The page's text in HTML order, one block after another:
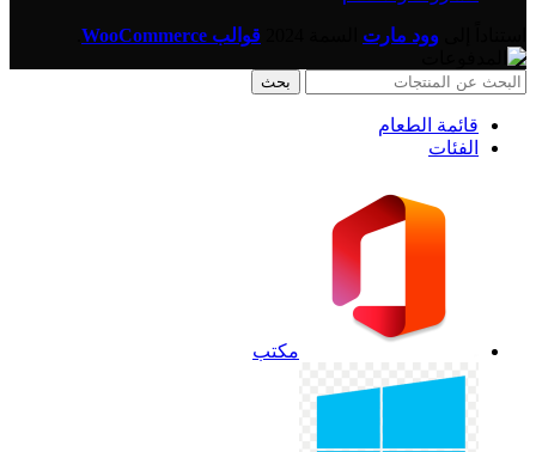
وود مارت قوالب WooCommerce
بحث
قائمة الطعام
الفئات
مكتب